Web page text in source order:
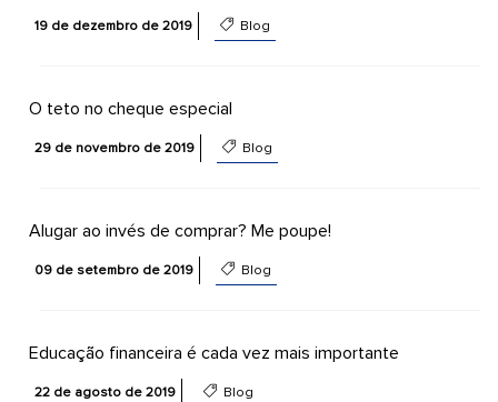
19 de dezembro de 2019 Blog
O teto no cheque especial
29 de novembro de 2019 Blog
Alugar ao invés de comprar? Me poupe!
09 de setembro de 2019 Blog
Educação financeira é cada vez mais importante
22 de agosto de 2019 Blog